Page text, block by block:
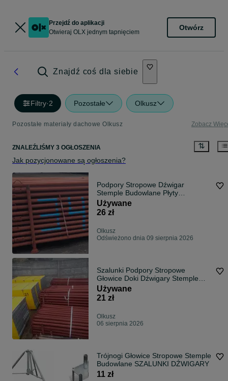
Przejdź do aplikacji
Otwieraj OLX jednym tapnięciem
Otwórz
Znajdź coś dla siebie
Filtry·2 Pozostałe Olkusz
Pozostałe materiały dachowe Olkusz Zobacz
ZNALEŹLIŚMY 3 OGŁOSZENIA
Jak pozycjonowane są ogłoszenia?
Podpory Stropowe Dźwigar
Stemple Budowlane Płyty
szalunkowe Żabki
Używane
26 zł
Olkusz
Odświeżono dnia 09 sierpnia 2026
Szalunki Podpory Stropowe
Głowice Doki Dźwigary Stemple
Budowlane
Używane
21 zł
Olkusz
06 sierpnia 2026
Trójnogi Głowice Stropowe Stemple
Budowlane SZALUNKI DŹWIGARY
11 zł